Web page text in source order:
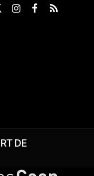
InstagramFacebook
RSS
DE